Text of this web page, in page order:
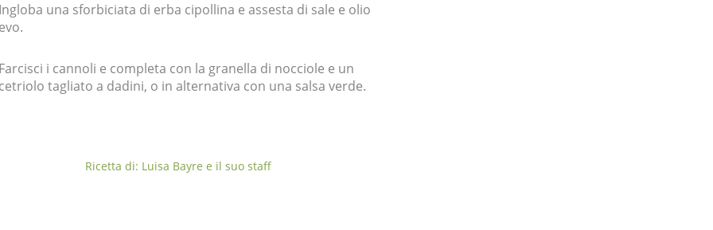
una sforbiciata di erba cipollina e assesta di sale e olio
i cannoli e completa con la granella di nocciole e un
tagliato a dadini, o in alternativa con una salsa verde.
Ricetta di: Luisa Bayre e il suo staff